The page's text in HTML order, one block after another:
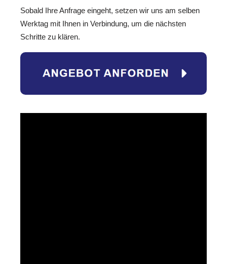
Sobald Ihre Anfrage eingeht, setzen wir uns am selben
Werktag mit Ihnen in Verbindung, um die nächsten
Schritte zu klären.